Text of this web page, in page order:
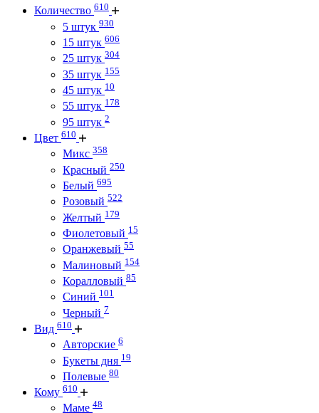
Количество 610
5 штук 930
15 штук 606
25 штук 304
35 штук 155
45 штук 10
55 штук 178
95 штук 2
Цвет 610
Микс 358
Красный 250
Белый 695
Розовый 522
Желтый 179
Фиолетовый 15
Оранжевый 55
Малиновый 154
Коралловый 85
Синий 101
Черный 7
Вид 610
Авторские 6
Букеты дня 19
Полевые 80
Кому 610
Маме 48